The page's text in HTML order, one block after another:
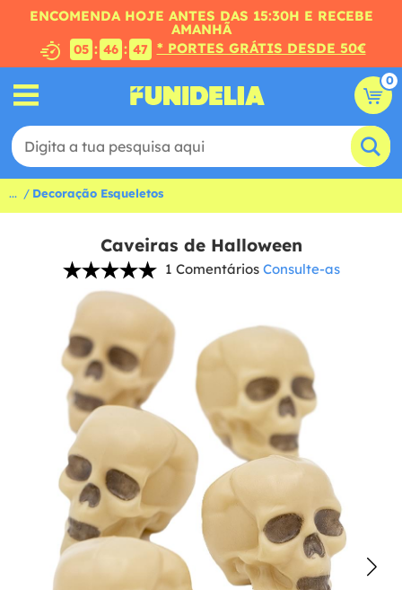
ENCOMENDA HOJE ANTES DAS 15:30H E RECEBE
AMANHÃ
05 : 46 : 46 * PORTES GRÁTIS DESDE 50€
0
... Decoração Esqueletos
Caveiras de Halloween
1 Comentários Consulte-as